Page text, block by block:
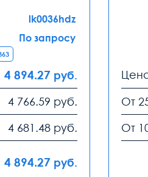
lk0036hdz
По запросу
4 894.27 руб.
4 766.59 руб.
4 681.48 руб.
4 894.27 руб.
От
От